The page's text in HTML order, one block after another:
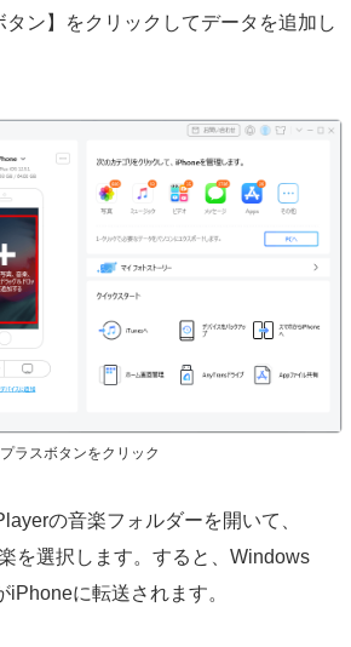
タン】をクリックしてデータを追加し
プラスボタンをクリック
の音楽フォルダーを開いて、
を選択します。すると、Windows
iPhoneに転送されます。